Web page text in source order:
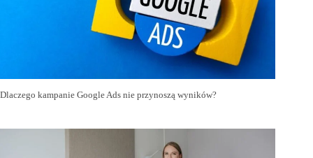
Dlaczego kampanie Google Ads nie przynoszą wyników?